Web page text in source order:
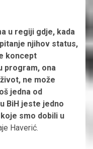
u regiji gdje, kada
njihov status,
koncept
program, ona
ne može
jedna od
BiH jeste jedno
smo dobili u
Haverić.